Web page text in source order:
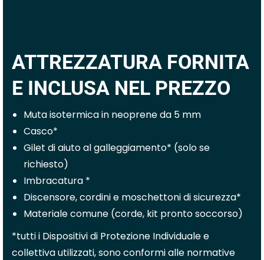
ATTREZZATURA FORNITA
E INCLUSA NEL PREZZO
Muta isotermica in neoprene da 5 mm
Casco*
Gilet di aiuto al galleggiamento* (solo se
richiesto)
Imbracatura *
Discensore, cordini e moschettoni di sicurezza*
Materiale comune (corde, kit pronto soccorso)
*tutti i Dispositivi di Protezione Individuale e
collettiva utilizzati, sono conformi alle normative